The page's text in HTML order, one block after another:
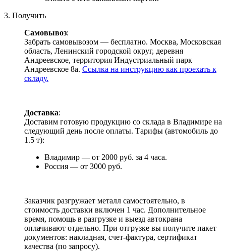
3. Получить
Самовывоз:
Забрать самовывозом — бесплатно. Москва, Московская
область, Ленинский городской округ, деревня
Андреевское, территория Индустриальный парк
Андреевское 8а. Ссылка на инструкцию как проехать к
складу.
Доставка:
Доставим готовую продукцию со склада в Владимире на
следующий день после оплаты. Тарифы (автомобиль до
1.5 т):
Владимир — от 2000 руб. за 4 часа.
Россия — от 3000 руб.
Заказчик разгружает металл самостоятельно, в
стоимость доставки включен 1 час. Дополнительное
время, помощь в разгрузке и выезд автокрана
оплачивают отдельно. При отгрузке вы получите пакет
документов: накладная, счет-фактура, сертификат
качества (по запросу).